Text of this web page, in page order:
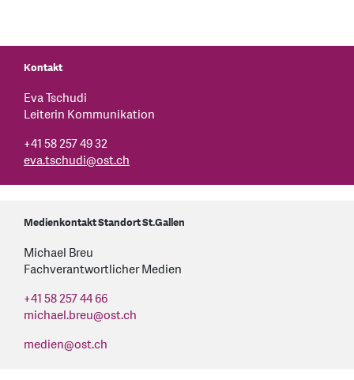
Kontakt
Eva Tschudi
Leiterin Kommunikation
+41 58 257 49 32
eva.tschudi@ost.ch
Medienkontakt Standort St.Gallen
Michael Breu
Fachverantwortlicher Medien
+41 58 257 44 66
michael.breu@ost.ch
medien@ost.ch